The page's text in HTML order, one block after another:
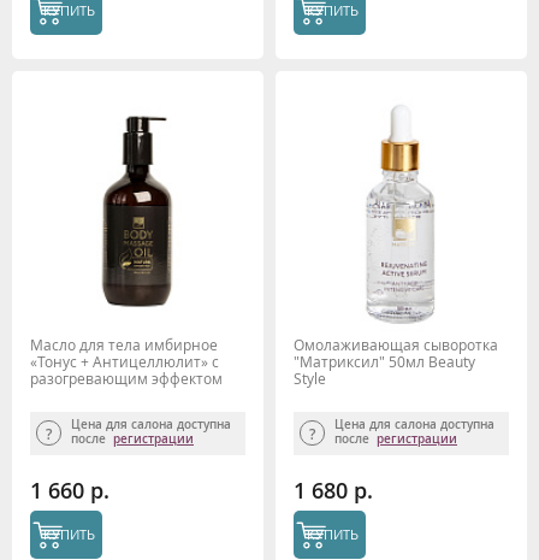
КУПИТЬ КУПИТЬ
Масло для тела имбирное
«Тонус + Антицеллюлит» с
разогревающим эффектом
Цена для салона доступна
после регистрации
1 660 р.
КУПИТЬ
Омолаживающая сыворотка
"Матриксил" 50мл Beauty
Style
Цена для салона доступна
после регистрации
1 680 р.
КУПИТЬ